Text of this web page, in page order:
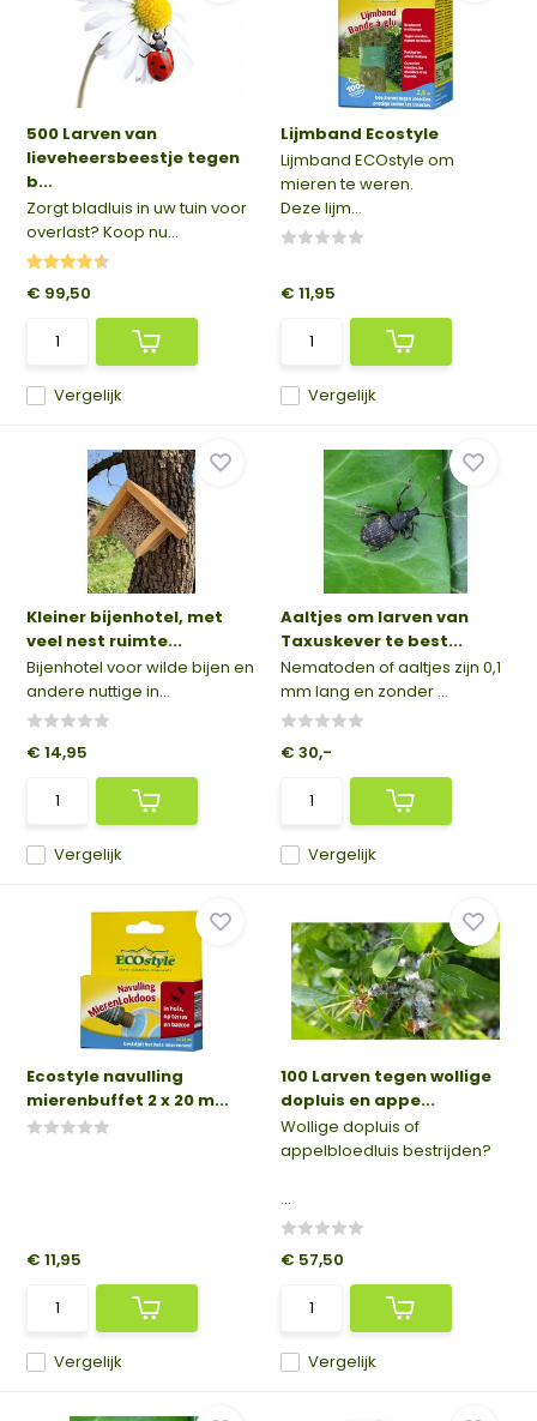
500 Larven van
lieveheersbeestje tegen
b...
Zorgt bladluis in uw tuin voor
overlast? Koop nu...
Vergelijk
€ 99,50
Lijmband Ecostyle
Lijmband ECOstyle om
mieren te weren.
Deze lijm...
Vergelijk
€ 11,95
Kleiner bijenhotel, met
veel nest ruimte...
Bijenhotel voor wilde bijen en
andere nuttige in...
Vergelijk
€ 14,95
Aaltjes om larven van
Taxuskever te best...
Nematoden of aaltjes zijn 0,1
mm lang en zonder ...
Vergelijk
€ 30,-
Ecostyle navulling
mierenbuffet 2 x 20 m...
Vergelijk
€ 11,95
100 Larven tegen wollige
dopluis en appe...
Wollige dopluis of
appelbloedluis bestrijden?
...
Vergelijk
€ 57,50